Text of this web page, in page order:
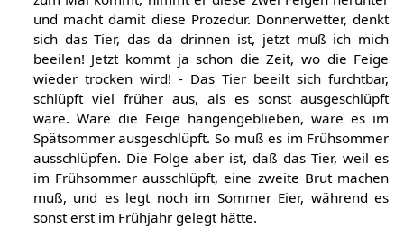
und macht damit diese Prozedur. Donnerwetter, denkt
sich das Tier, das da drinnen ist, jetzt muß ich mich
beeilen! Jetzt kommt ja schon die Zeit, wo die Feige
wieder trocken wird! - Das Tier beeilt sich furchtbar,
schlüpft viel früher aus, als es sonst ausgeschlüpft
wäre. Wäre die Feige hängengeblieben, wäre es im
Spätsommer ausgeschlüpft. So muß es im Frühsommer
ausschlüpfen. Die Folge aber ist, daß das Tier, weil es
im Frühsommer ausschlüpft, eine zweite Brut machen
muß, und es legt noch im Sommer Eier, während es
sonst erst im Frühjahr gelegt hätte.